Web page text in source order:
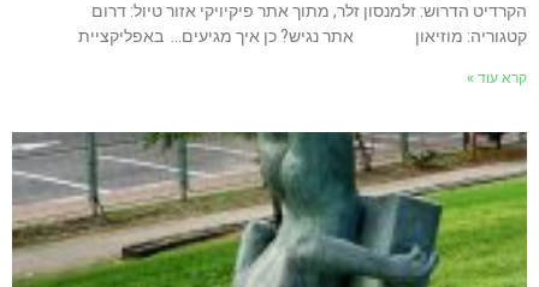
הקרדיט הדרוש: זלמנסון זלר, מתוך אתר פיקיויקי אזור טיול: דרום
קטגוריה: מוזיאון אתר נגיש? כן איך מגיעים… באפליקציית
קרא עוד »